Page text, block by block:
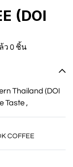
(DOI
ว 0 ชิ้น
Thailand (DOI
Taste ,
COFFEE